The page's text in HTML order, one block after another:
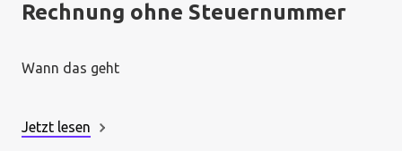
Rechnung ohne Steuernummer
Wann das geht
Jetzt lesen